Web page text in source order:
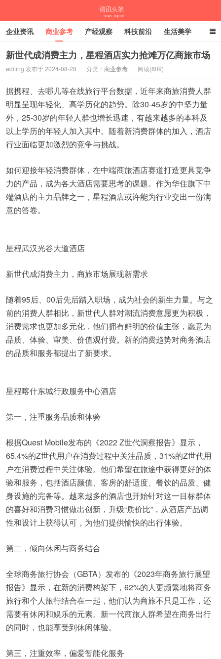
企业资讯 商业参考 产经观察 科技前沿 生活美学
时尚潮流 母婴亲子 专栏
新世代成消费主力，星程酒店实力抢滩万亿商旅市场
editing 发布于 2024-08-28 分类： 商业参考 阅读(809)
据携程、去哪儿等在线旅行平台数据，近年来商旅消费人群
明显呈现年轻化、高学历化的趋势。除30-45岁的中坚力量
外，25-30岁的年轻人群也增长迅速，有越来越多的本科及
以上学历的年轻人加入其中。随着新消费群体的加入，酒店
行业面临更加激烈的竞争与挑战。
如何迎接年轻消费群体，在中端商旅酒店赛道打造更具竞争
力的产品，成为各大酒店需要思考的课题。作为华住旗下中
端酒店的主力品牌之一，星程酒店或许能为行业交出一份满
意的答卷。
星程武汉光谷大道酒店
新世代成消费主力，商旅市场展现新需求
随着95后、00后先后踏入职场，成为社会的新生力量。与之
前的消费人群相比，新世代人群对潮流消费意愿更为积极，
消费需求也更加多元化，他们拥有鲜明的价值主张，愿意为
品质、体验、审美、价值观付费。新的消费趋势对商务酒店
的品质和服务都提出了新要求。
星程喀什东城行政服务中心酒店
第一，注重服务品质和体验
根据Quest Mobile发布的《2022 Z世代洞察报告》显示，
65.4%的Z世代用户在消费过程中关注品质，31%的Z世代用
户在消费过程中关注体验。他们希望在旅途中获得更好的体
验和服务，包括酒店颜值、客房的舒适度、餐饮的品质、健
身设施的完备等。越来越多的酒店也开始针对这一目标群体
的喜好和消费习惯做出创新，升级“质价比”，从酒店产品调
性和设计上获得认可，为他们提供愉快的出行体验。
第二，倾向休闲与商务结合
全球商务旅行协会（GBTA）发布的《2023年商务旅行展望
报告》显示，在新的消费构架下，62%的人更频繁地将商务
旅行和个人旅行结合在一起，他们认为商旅不只是工作，还
需要有休闲和娱乐的元素。新一代商旅人群希望在商务出行
的同时，也能享受到休闲体验。
第三，注重效率，偏爱智能化服务